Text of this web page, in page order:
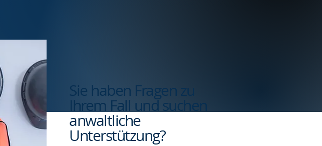
Sie haben Fragen zu
Ihrem Fall und suchen
anwaltliche
Unterstützung?